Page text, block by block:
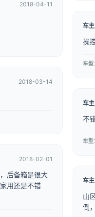
2018-04-11
2018-03-14
2018-02-01
后备箱是很大
用还是不错
车
操
车
车
不
车
车
山
倒